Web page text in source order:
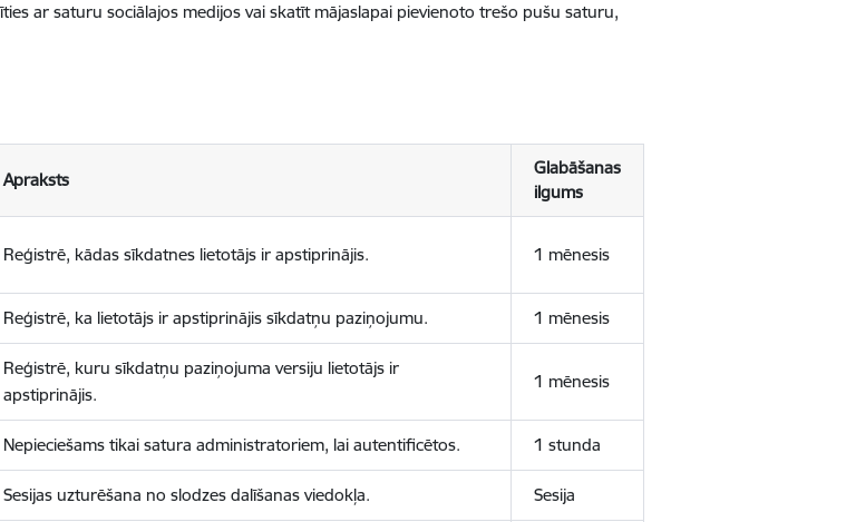
ar saturu sociālajos medijos vai skatīt mājaslapai pievienoto trešo pušu saturu,
Apraksts
Glabāšanas
ilgums
Reģistrē, kādas sīkdatnes lietotājs ir apstiprinājis. 1 mēnesis
Reģistrē, ka lietotājs ir apstiprinājis sīkdatņu paziņojumu. 1 mēnesis
Reģistrē, kuru sīkdatņu paziņojuma versiju lietotājs ir
apstiprinājis.
1 mēnesis
Nepieciešams tikai satura administratoriem, lai autentificētos. 1 stunda
Sesijas uzturēšana no slodzes dalīšanas viedokļa. Sesija